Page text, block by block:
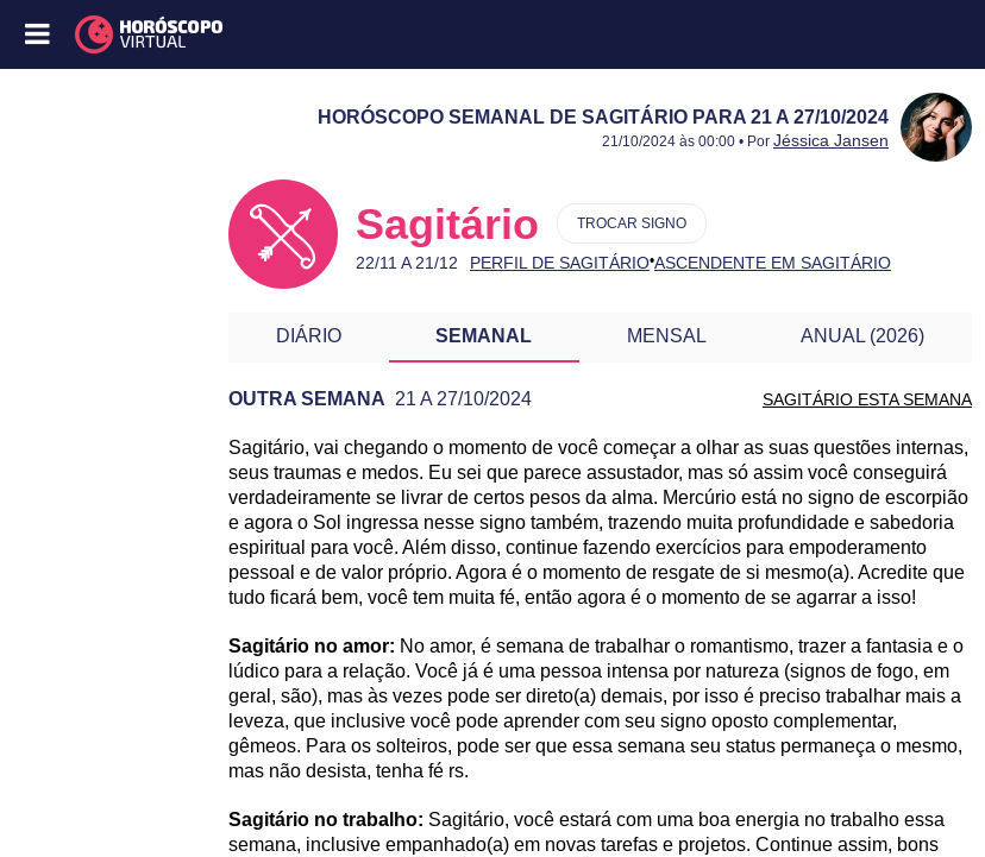
HORÓSCOPO SEMANAL DE SAGITÁRIO PARA 21 A 27/10/2024
Publicado:
21 a 27/10/2024
Atualizado:
21 a 27/10/2024
21/10/2024 às 00:00 • Por Jéssica Jansen
Sagitário
22/11 A 21/12 PERFIL DE SAGITÁRIO•ASCENDENTE EM SAGITÁRIO
TROCAR SIGNO
DIÁRIO SEMANAL MENSAL ANUAL (2026)
OUTRA SEMANA 21 A 27/10/2024 SAGITÁRIO ESTA SEMANA
PREVISÃO DE SAGITÁRIO PARA OUTRA SEMANA
Sagitário, vai chegando o momento de você começar a olhar as suas questões internas,
seus traumas e medos. Eu sei que parece assustador, mas só assim você conseguirá
verdadeiramente se livrar de certos pesos da alma. Mercúrio está no signo de escorpião
e agora o Sol ingressa nesse signo também, trazendo muita profundidade e sabedoria
espiritual para você. Além disso, continue fazendo exercícios para empoderamento
pessoal e de valor próprio. Agora é o momento de resgate de si mesmo(a). Acredite que
tudo ficará bem, você tem muita fé, então agora é o momento de se agarrar a isso!
Sagitário no amor: No amor, é semana de trabalhar o romantismo, trazer a fantasia e o
lúdico para a relação. Você já é uma pessoa intensa por natureza (signos de fogo, em
geral, são), mas às vezes pode ser direto(a) demais, por isso é preciso trabalhar mais a
leveza, que inclusive você pode aprender com seu signo oposto complementar,
gêmeos. Para os solteiros, pode ser que essa semana seu status permaneça o mesmo,
mas não desista, tenha fé rs.
Sagitário no trabalho: Sagitário, você estará com uma boa energia no trabalho essa
semana, inclusive empanhado(a) em novas tarefas e projetos. Continue assim, bons